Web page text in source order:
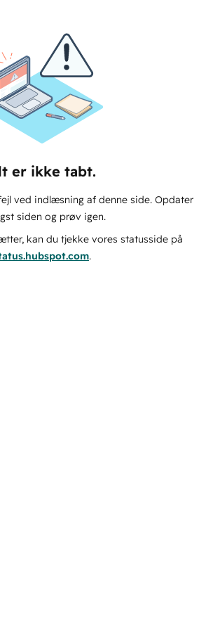
er ikke tabt.
ved indlæsning af denne side. Opdater
siden og prøv igen.
kan du tjekke vores statusside på
.